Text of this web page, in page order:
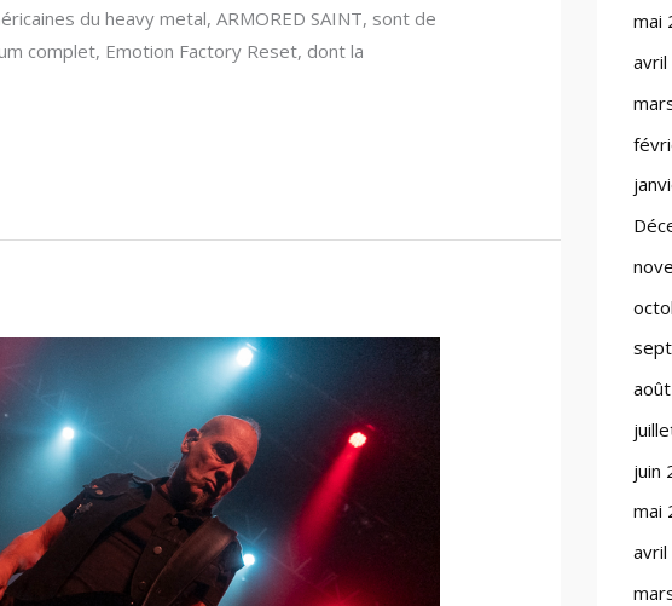
du heavy metal, ARMORED SAINT, sont de
complet, Emotion Factory Reset, dont la
mai
avril
juin
mai